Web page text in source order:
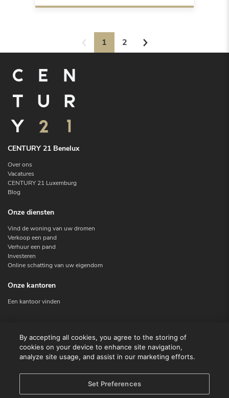
1 2
CENTURY 21 Benelux
Over ons
Vacatures
CENTURY 21 Luxemburg
Blog
Onze diensten
Vind de woning van uw dromen
Verkoop een pand
Verhuur een pand
Investeren
Online schatting van uw eigendom
Onze kantoren
Een kantoor vinden
Contact
Facebook
By accepting all cookies, you agree to the storing of
cookies on your device to enhance site navigation,
analyze site usage, and assist in our marketing efforts.
Set Preferences